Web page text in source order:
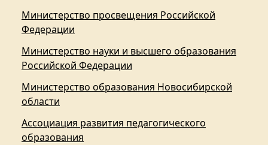
Министерство просвещения Российской
Федерации
Министерство науки и высшего образования
Российской Федерации
Министерство образования Новосибирской
области
Ассоциация развития педагогического
образования